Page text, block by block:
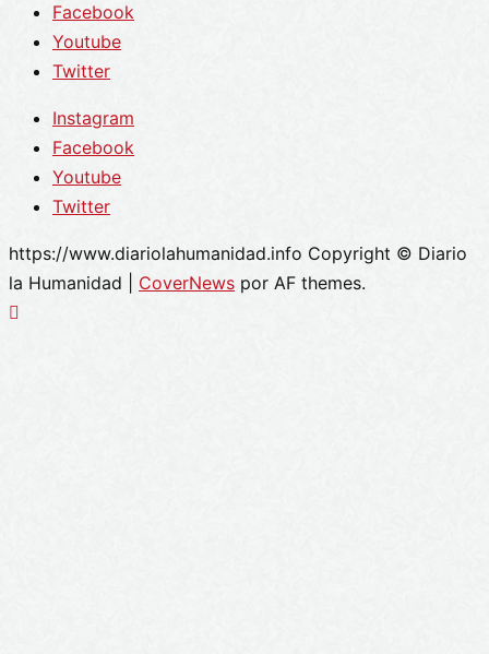
Facebook
Youtube
Twitter
Instagram
Facebook
Youtube
Twitter
https://www.diariolahumanidad.info Copyright © Diario
la Humanidad
CoverNews por AF themes.